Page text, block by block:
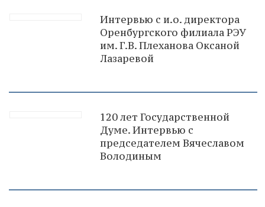
Интервью с и.о. директора
Оренбургского филиала РЭУ
им. Г.В. Плеханова Оксаной
Лазаревой
120 лет Государственной
Думе. Интервью с
председателем Вячеславом
Володиным